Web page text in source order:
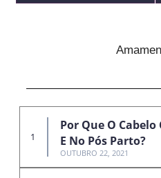
Por Que O
E No Pós Parto?
OUTUBRO 22, 2021